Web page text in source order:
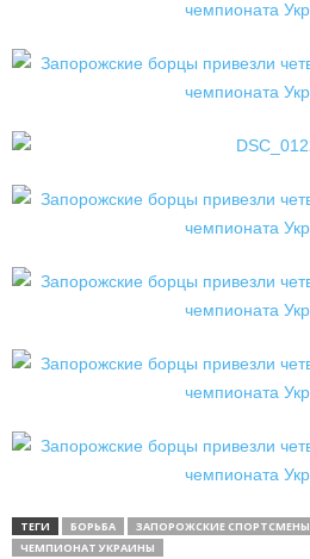
ТЕГИ БОРЬБА ЗАПОРОЖСКИЕ СПОРТСМЕНЫ
ЧЕМПИОНАТ УКРАИНЫ